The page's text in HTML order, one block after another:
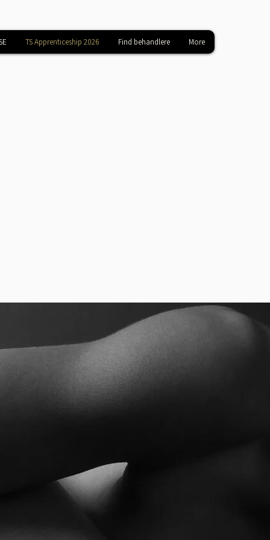
TS Apprenticeship 2026 Find behandlere More